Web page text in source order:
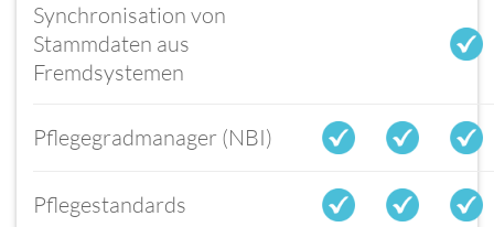
Synchronisation von
Stammdaten aus
Fremdsystemen
Pflegegradmanager (NBI)
Pflegestandards